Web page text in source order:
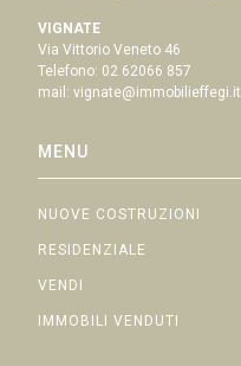
VIGNATE
Via Vittorio Veneto 46
Telefono: 02 62066 857
mail:vignate@immobilieffegi.it
MENU
NUOVE COSTRUZIONI
RESIDENZIALE
VENDI
IMMOBILI VENDUTI